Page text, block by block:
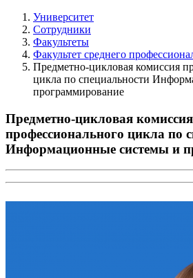
Университет
Сотрудники
Факультеты
Факультет среднего
Предметно-цикловая комиссия
цикла по специальности
программирование
Предметно-цикловая комиссия
профессионального цикла по
Информационные системы и